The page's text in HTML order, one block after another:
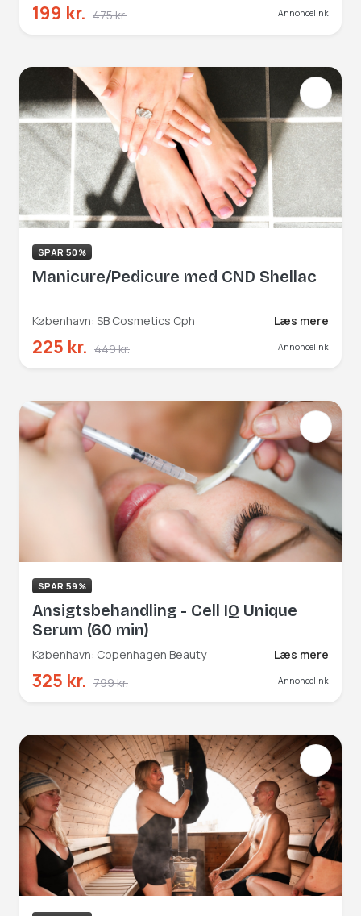
199 kr. 475 kr. Annoncelink
SPAR 50%
Manicure/Pedicure med CND Shellac
København: SB Cosmetics Cph Læs mere
225 kr. 449 kr. Annoncelink
SPAR 59%
Ansigtsbehandling - Cell IQ Unique
Serum (60 min)
København: Copenhagen Beauty Læs mere
325 kr. 799 kr. Annoncelink